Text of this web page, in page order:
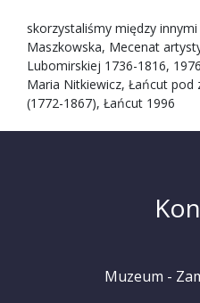
skorzystaliśmy między
Maszkowska, Mecenat
Lubomirskiej 1736-1816, 1976
Maria Nitkiewicz, Łańcut
(1772-1867), Łańcut 1996
Muzeum -